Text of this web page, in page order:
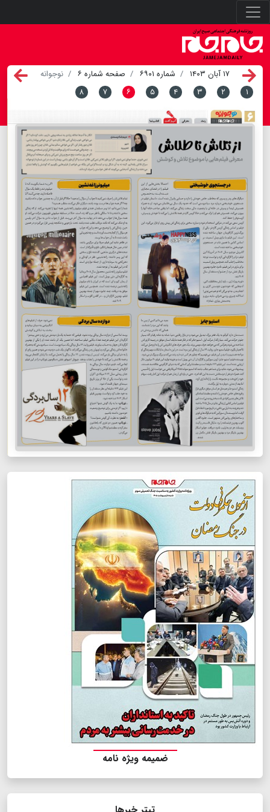
۱۷ آبان ۱۴۰۳ شماره ۶۹۰۱ صفحه شماره ۶
نوجوانه
۱
۲ ۳ ۴ ۵ ۶ ۷ ۸
ضمیمه ویژه نامه